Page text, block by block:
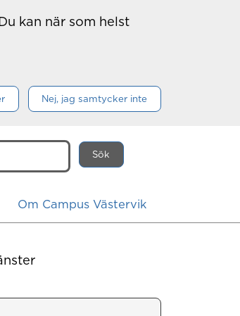
kan när som helst
Nej, jag samtycker inte
Om Campus Västervik